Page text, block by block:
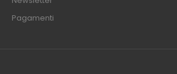
Pagamenti